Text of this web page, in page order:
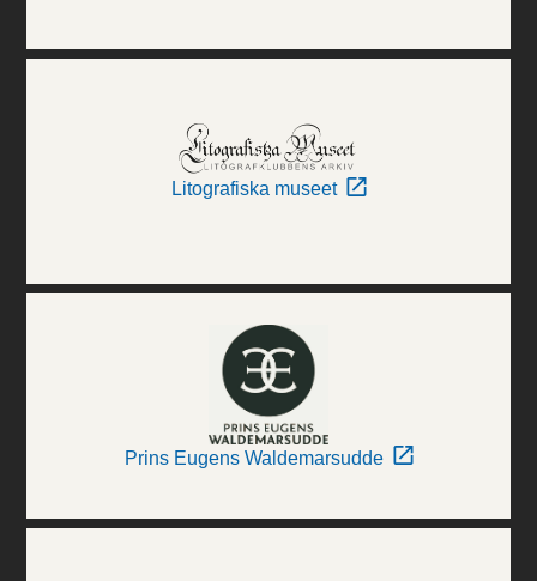
Litografiska museet
Prins Eugens Waldemarsudde